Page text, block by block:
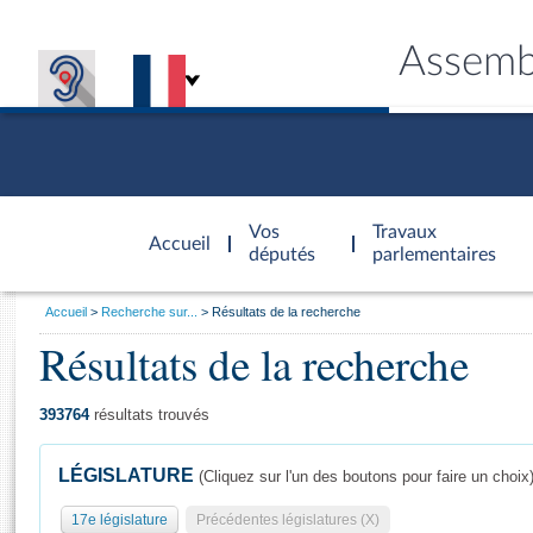
Accueil
d'accueil
Vos
députés
Travaux
parlementaires
Général
Vous
Accueil Recherche sur... Résultats de la recherche
Résultats de la recherche
393764résultats trouvés
LÉGISLATURE (Cliquez sur l'un des boutons pour faire un choix)
17e législature Précédentes législatures (X)